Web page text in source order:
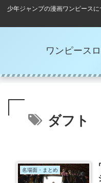
少年ジャンプの漫画ワンピース
ワンピース
ダフト
名場面・まとめ